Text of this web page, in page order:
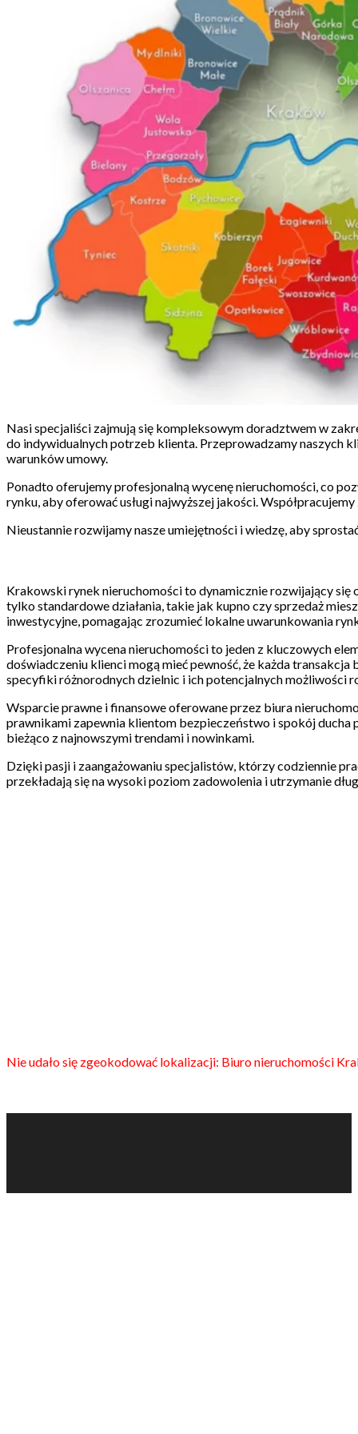
Nasi specjaliści zajmują się kompleksowym doradztwem w
do indywidualnych potrzeb klienta. Przeprowadzamy naszych
warunków umowy.
Ponadto oferujemy profesjonalną wycenę nieruchomości, co
rynku, aby oferować usługi najwyższej jakości.
Nieustannie rozwijamy nasze umiejętności i wiedzę, aby
Krakowski rynek nieruchomości to dynamicznie rozwijający się
tylko standardowe działania, takie jak kupno czy sprzedaż
inwestycyjne, pomagając zrozumieć lokalne uwarunkowania
Profesjonalna wycena nieruchomości to jeden z kluczowych
doświadczeniu klienci mogą mieć pewność, że każda
specyfiki różnorodnych dzielnic i ich potencjalnych możliwości
Wsparcie prawne i finansowe oferowane przez biura
prawnikami zapewnia klientom bezpieczeństwo i spokój ducha
bieżąco z najnowszymi trendami i nowinkami.
Dzięki pasji i zaangażowaniu specjalistów, którzy codziennie
przekładają się na wysoki poziom zadowolenia i utrzymanie
Nie udało się zgeokodować lokalizacji: Biuro nieruchomości